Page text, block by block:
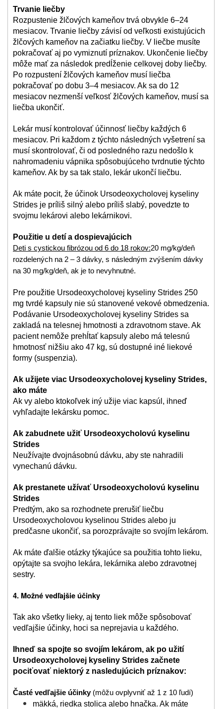
Trvanie liečby
Rozpustenie žlčových kameňov trvá obvykle 6–24
mesiacov. Trvanie liečby závisí od veľkosti existujúcich
žlčových kameňov na začiatku liečby. V liečbe musíte
pokračovať aj po vymiznutí príznakov. Ukončenie liečby
môže mať za následok predĺženie celkovej doby liečby.
Po rozpustení žlčových kameňov musí liečba
pokračovať po dobu 3–4 mesiacov. Ak sa do 12
mesiacov nezmenší veľkosť žlčových kameňov, musí sa
liečba ukončiť.
Lekár musí kontrolovať účinnosť liečby každých 6
mesiacov. Pri každom z týchto následných vyšetrení sa
musí skontrolovať, či od posledného razu nedošlo k
nahromadeniu vápnika spôsobujúceho tvrdnutie týchto
kameňov. Ak by sa tak stalo, lekár ukončí liečbu.
Ak máte pocit, že účinok Ursodeoxycholovej kyseliny
Strides je príliš silný alebo príliš slabý, povedzte to
svojmu lekárovi alebo lekárnikovi.
Použitie u detí a dospievajúcich
Deti s cystickou fibrózou od 6 do 18 rokov:20 mg/kg/deň
rozdelených na 2 – 3 dávky, s následným zvýšením dávky
na 30 mg/kg/deň, ak je to nevyhnutné.
Pre použitie Ursodeoxycholovej kyseliny Strides 250
mg tvrdé kapsuly nie sú stanovené vekové obmedzenia.
Podávanie Ursodeoxycholovej kyseliny Strides sa
zakladá na telesnej hmotnosti a zdravotnom stave. Ak
pacient nemôže prehĺtať kapsuly alebo má telesnú
hmotnosť nižšiu ako 47 kg, sú dostupné iné liekové
formy (suspenzia).
Ak užijete viac Ursodeoxycholovej kyseliny Strides,
ako máte
Ak vy alebo ktokoľvek iný užije viac kapsúl, ihneď
vyhľadajte lekársku pomoc.
Ak zabudnete užiť Ursodeoxycholovú kyselinu
Strides
Neužívajte dvojnásobnú dávku, aby ste nahradili
vynechanú dávku.
Ak prestanete užívať Ursodeoxycholovú kyselinu
Strides
Predtým, ako sa rozhodnete prerušiť liečbu
Ursodeoxycholovou kyselinou Strides alebo ju
predčasne ukončiť, sa porozprávajte so svojím lekárom.
Ak máte ďalšie otázky týkajúce sa použitia tohto lieku,
opýtajte sa svojho lekára, lekárnika alebo zdravotnej
sestry.
4. Možné vedľajšie účinky
Tak ako všetky lieky, aj tento liek môže spôsobovať
vedľajšie účinky, hoci sa neprejavia u každého.
Ihneď sa spojte so svojím lekárom, ak po užití
Ursodeoxycholovej kyseliny Strides začnete
pociťovať niektorý z nasledujúcich príznakov:
Časté vedľajšie účinky (môžu ovplyvniť až 1 z 10 ľudí)
mäkká, riedka stolica alebo hnačka. Ak máte